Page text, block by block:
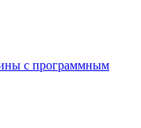
с программным